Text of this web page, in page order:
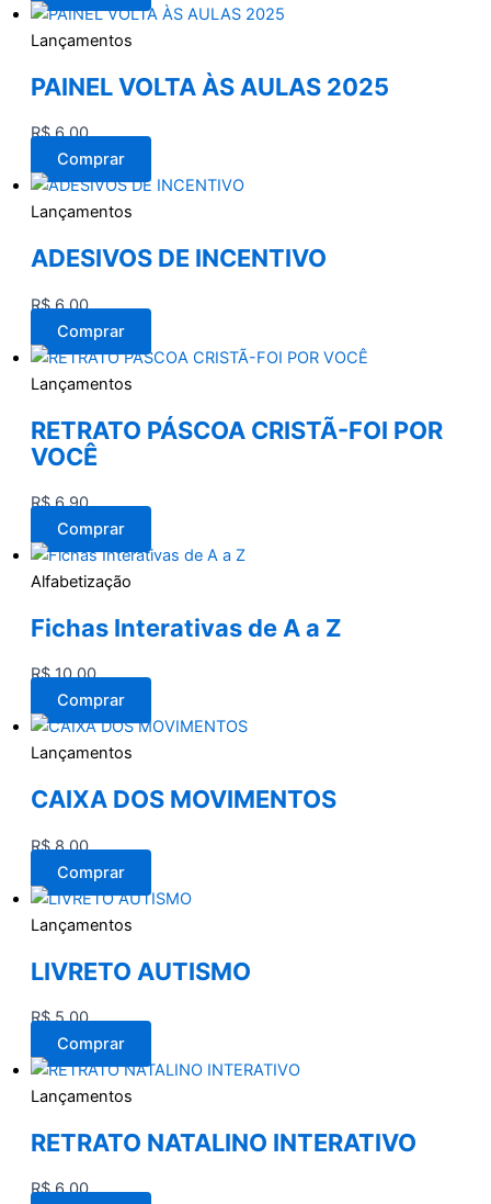
Lançamentos
PAINEL VOLTA ÀS AULAS 2025
R$6,00
Comprar
Lançamentos
ADESIVOS DE INCENTIVO
R$6,00
Comprar
Lançamentos
RETRATO PÁSCOA CRISTÃ-FOI POR
VOCÊ
R$6,90
Comprar
Alfabetização
Fichas Interativas de A a Z
R$10,00
Comprar
Lançamentos
CAIXA DOS MOVIMENTOS
R$8,00
Comprar
Lançamentos
LIVRETO AUTISMO
R$5,00
Comprar
Lançamentos
RETRATO NATALINO INTERATIVO
R$6,00